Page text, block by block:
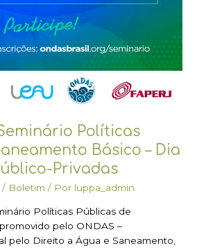
Políticas
Básico – Dia
Privadas
/ Boletim / Por luppa_admin
Políticas Públicas de
pelo ONDAS –
pelo Direito a Água e Saneamento,